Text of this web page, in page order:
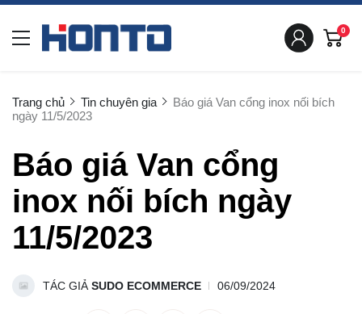
0
Trang chủ Tin chuyên gia
Báo giá Van cổng inox nối bích
ngày 11/5/2023
Báo giá Van cổng
inox nối bích ngày
11/5/2023
TÁC GIẢ SUDO ECOMMERCE 06/09/2024